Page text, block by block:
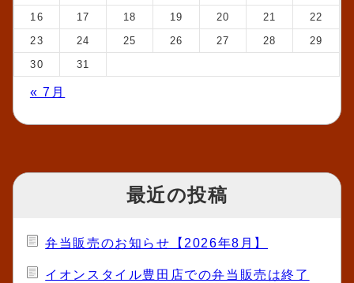
16
17 18 19 20 21
22
23
24 25 26 27 28
29
30
31
« 7月
最近の投稿
弁当販売のお知らせ【2026年8月】
イオンスタイル豊田店での弁当販売は終了